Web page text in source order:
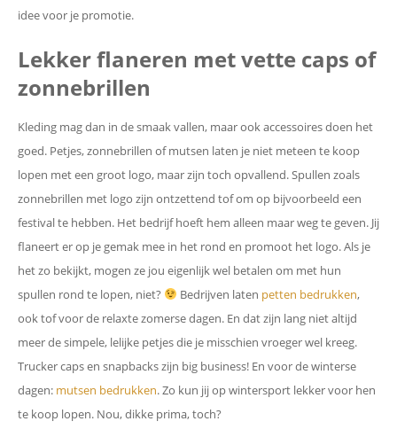
idee voor je promotie.
Lekker flaneren met vette caps of
zonnebrillen
Kleding mag dan in de smaak vallen, maar ook accessoires doen het
goed. Petjes, zonnebrillen of mutsen laten je niet meteen te koop
lopen met een groot logo, maar zijn toch opvallend. Spullen zoals
zonnebrillen met logo zijn ontzettend tof om op bijvoorbeeld een
festival te hebben. Het bedrijf hoeft hem alleen maar weg te geven. Jij
flaneert er op je gemak mee in het rond en promoot het logo. Als je
het zo bekijkt, mogen ze jou eigenlijk wel betalen om met hun
spullen rond te lopen, niet?
Bedrijven laten petten bedrukken,
ook tof voor de relaxte zomerse dagen. En dat zijn lang niet altijd
meer de simpele, lelijke petjes die je misschien vroeger wel kreeg.
Trucker caps en snapbacks zijn big business! En voor de winterse
dagen: mutsen bedrukken. Zo kun jij op wintersport lekker voor hen
te koop lopen. Nou, dikke prima, toch?